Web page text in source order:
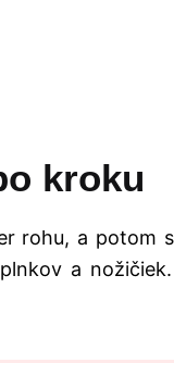
kroku
rohu, a potom
a